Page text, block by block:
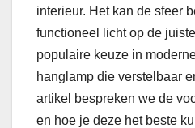
interieur. Het kan de sfeer
functioneel licht op de
populaire keuze in
hanglamp die verstelbaar
artikel bespreken we de
en hoe je deze het beste